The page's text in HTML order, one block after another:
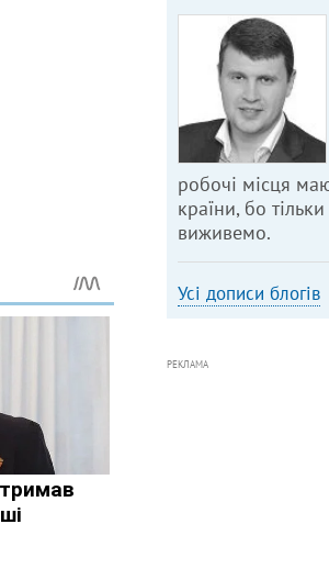
робочі місця
країни, бо
виживемо.
Усі дописи блогів
РЕКЛАМА